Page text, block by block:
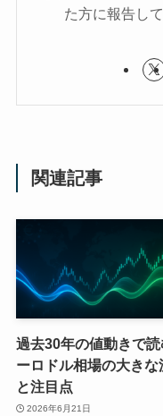
た方に報告し
関連記事
過去30年の値動きで
ーロドル相場の大きな
と注目点
2026年6月21日